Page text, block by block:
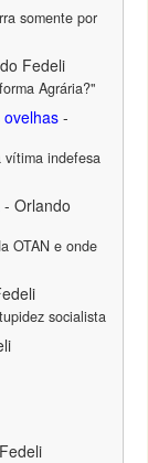
somente por
Fedeli
Agrária?"
-
vítima indefesa
- Orlando
OTAN e onde
socialista